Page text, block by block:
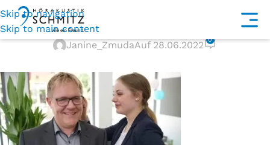
Skip to navigation
Skip to main contentj-header@2x
Janine_ZmudaAuf 28.06.2022 0